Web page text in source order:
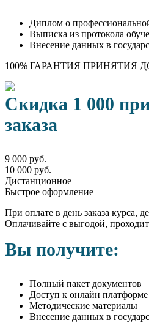
Диплом о
Выписка из протокола
Внесение данных в
100% ГАРАНТИЯ ПРИНЯТИЯ
Скидка 1 000
заказа
9 000 руб.
10 000 руб.
Дистанционное
Быстрое оформление
При оплате в день заказа курса,
Оплачивайте с выгодой,
Вы получите:
Полный пакет документов
Доступ к онлайн платформе
Методические материалы
Внесение данных в